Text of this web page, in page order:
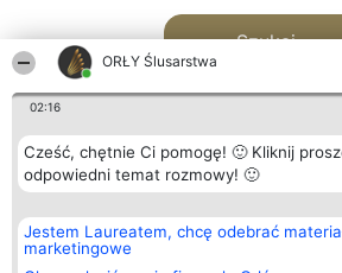
ORŁY Ślusarstwa
02:16
Cześć, chętnie Ci pomogę! 🙂 Kliknij
odpowiedni temat rozmowy! 🙂
Jestem Laureatem, chcę odebrać
marketingowe
Szukaj
Organizator plebiscytu
Bright Side Solutions sp. z o.
o. sp. k.
ul. Ruska 22
Plebiscyt
Laureaci
wszystkich